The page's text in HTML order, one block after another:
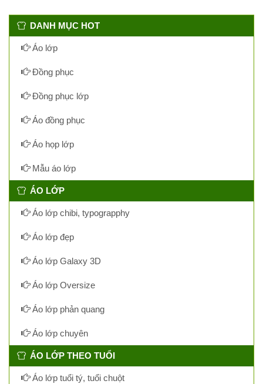
DANH MỤC HOT
Áo lớp
Đồng phục
Đồng phục lớp
Áo đồng phục
Áo họp lớp
Mẫu áo lớp
ÁO LỚP
Áo lớp chibi, typograpphy
Áo lớp đẹp
Áo lớp Galaxy 3D
Áo lớp Oversize
Áo lớp phản quang
Áo lớp chuyên
ÁO LỚP THEO TUỔI
Áo lớp tuổi tý, tuổi chuột